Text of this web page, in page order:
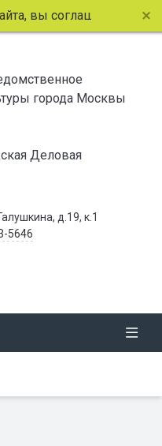
соглашаетесь с
города Москвы
Деловая
д.19, к.1
5646